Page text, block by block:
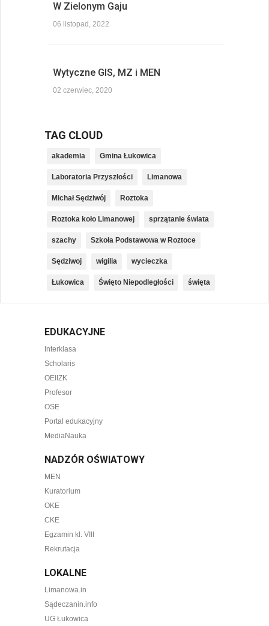
W Zielonym Gaju
06 listopad, 2022
Wytyczne GIS, MZ i MEN
02 czerwiec, 2020
TAG CLOUD
akademia Gmina Łukowica
Laboratoria Przyszłości Limanowa
Michał Sędziwój Roztoka
Roztoka koło Limanowej sprzątanie świata
szachy Szkoła Podstawowa w Roztoce
Sędziwoj wigilia wycieczka
Łukowica Święto Niepodległości święta
EDUKACYJNE
Interklasa
Scholaris
OEIIZK
Profesor
OSE
Portal edukacyjny
MediaNauka
NADZÓR OŚWIATOWY
MEN
Kuratorium
OKE
CKE
Egzamin kl. VIII
Rekrutacja
LOKALNE
Limanowa.in
Sądeczanin.info
UG Łukowica